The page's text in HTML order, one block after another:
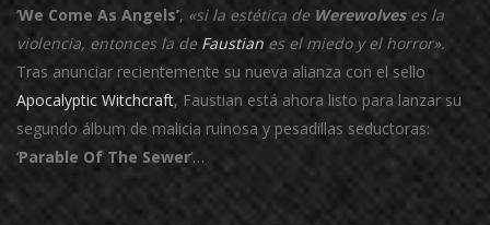
‘We Come As Angels’, «si la estética de Werewolveses la
violencia, entonces la de Faustian es el miedo y el horror».
Tras anunciar recientemente su nueva alianza con el sello
Apocalyptic Witchcraft, Faustian está ahora listo para lanzar su
segundo álbum de malicia ruinosa y pesadillas seductoras:
‘Parable Of The Sewer‘…